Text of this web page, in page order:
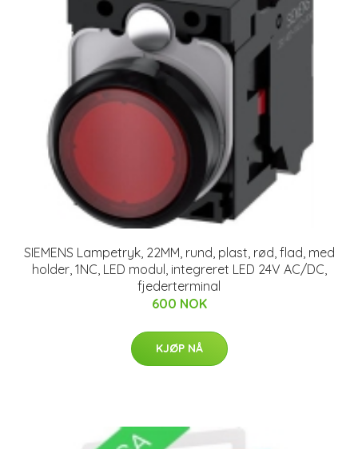
SIEMENS Lampetryk, 22MM, rund, plast, rød, flad, med
holder, 1NC, LED modul, integreret LED 24V AC/DC,
fjederterminal
600 NOK
KJØP NÅ